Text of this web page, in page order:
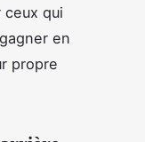
qui
en
propre